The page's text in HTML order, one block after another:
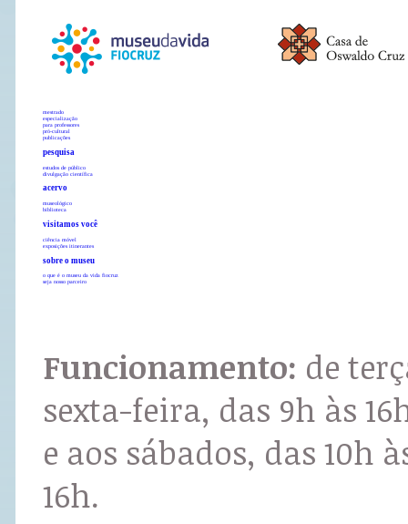
mestrado
especialização
para professores
pró-cultural
publicações
pesquisa
estudos de público
divulgação científica
acervo
museológico
biblioteca
visitamos você
ciência móvel
exposições itinerantes
sobre o museu
o que é o museu da vida fiocruz
seja nosso parceiro
Funcionamento: de
sexta-feira, das 9h às
e aos sábados, das 10h
16h.